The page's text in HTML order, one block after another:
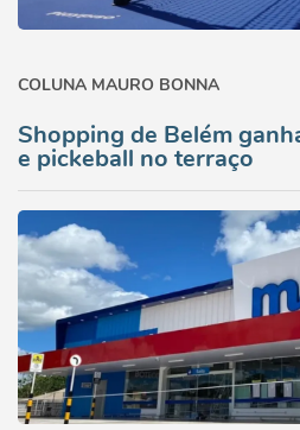
COLUNA MAURO BONNA
Shopping de Belém
e pickeball no terraço